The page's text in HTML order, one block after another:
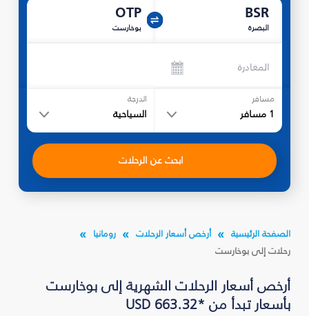
BSR
البصرة‎
OTP
بوخارست
المغادرة
مسافر
1 مسافر
الدرجة
السياحية
ابحث عن الرحلات
الصفحة الرئيسية أرخص أسعار الرحلات
رومانيا
رحلات إلى بوخارست
أرخص أسعار الرحلات الشهرية إلى بوخارست
بأسعار تبدأ من *USD 663.32